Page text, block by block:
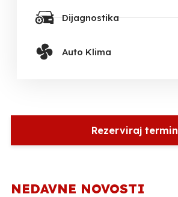
Dijagnostika
Auto Klima
Rezerviraj termin
NEDAVNE NOVOSTI